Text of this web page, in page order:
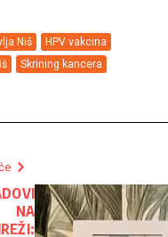
Niš
HPV vakcina
Skrining kancera
NA